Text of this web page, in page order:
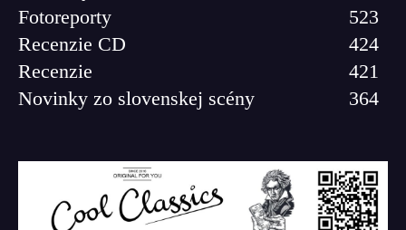
Fotoreporty
523
Recenzie CD
424
Recenzie
421
Novinky zo slovenskej scény
364